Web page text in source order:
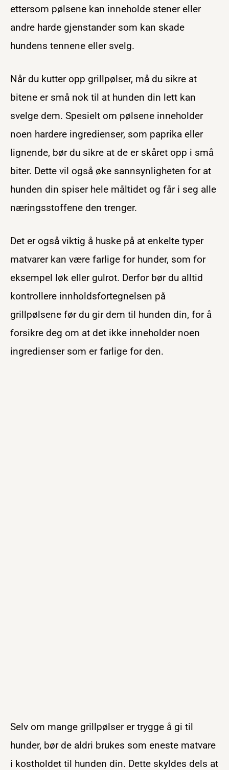
ettersom pølsene kan inneholde stener eller
andre harde gjenstander som kan skade
hundens tennene eller svelg.
Når du kutter opp grillpølser, må du sikre at
bitene er små nok til at hunden din lett kan
svelge dem. Spesielt om pølsene inneholder
noen hardere ingredienser, som paprika eller
lignende, bør du sikre at de er skåret opp i små
biter. Dette vil også øke sannsynligheten for at
hunden din spiser hele måltidet og får i seg alle
næringsstoffene den trenger.
Det er også viktig å huske på at enkelte typer
matvarer kan være farlige for hunder, som for
eksempel løk eller gulrot. Derfor bør du alltid
kontrollere innholdsfortegnelsen på
grillpølsene før du gir dem til hunden din, for å
forsikre deg om at det ikke inneholder noen
ingredienser som er farlige for den.
Selv om mange grillpølser er trygge å gi til
hunder, bør de aldri brukes som eneste matvare
i kostholdet til hunden din. Dette skyldes dels at